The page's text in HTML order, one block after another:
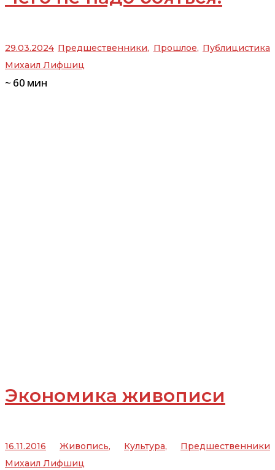
29.03.2024 Предшественники, Прошлое, Публицистика
Михаил Лифшиц
~ 60 мин
Экономика живописи
16.11.2016 Живопись, Культура, Предшественники
Михаил Лифшиц